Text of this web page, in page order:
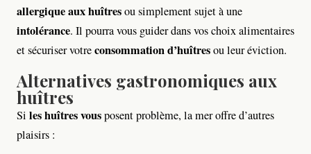
allergique aux huîtresou simplement sujet à une
intolérance. Il pourra vous guider dans vos choix alimentaires
et sécuriser votreconsommation d’huîtresou leur éviction.
Alternatives gastronomiques aux
huîtres
Si les huîtres vousposent problème, la mer offre d’autres
plaisirs :